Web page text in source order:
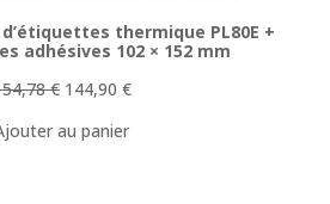
thermique PL80E +
adhésives 102 × 152 mm
€ Le
initial
144,90 €Le
au panier